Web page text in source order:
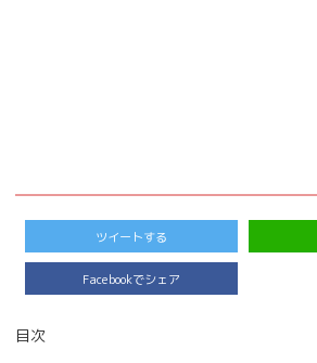
ツイートする
Facebookでシェア
目次